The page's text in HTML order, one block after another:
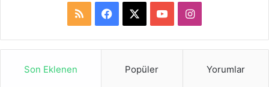
S
a
o
I
n
Son Eklenen Popüler Yorumlar